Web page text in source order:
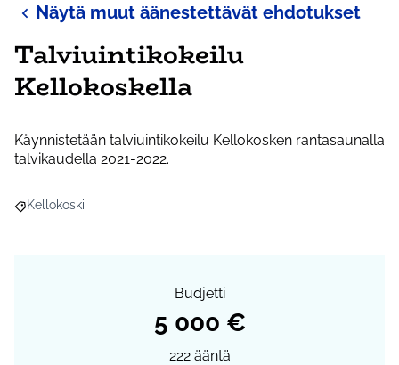
Näytä muut äänestettävät ehdotukset
Talviuintikokeilu
Kellokoskella
Käynnistetään talviuintikokeilu Kellokosken rantasaunalla
talvikaudella 2021-2022.
Rajaa tulokset aihepiirin mukaan: Kellokoski
Kellokoski
Budjetti
5 000 €
222 ääntä